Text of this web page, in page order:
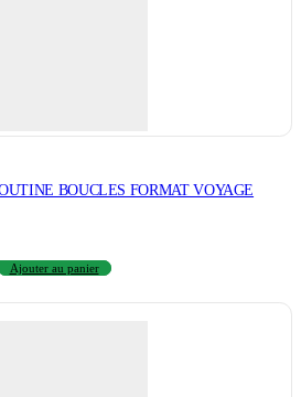
BOUCLES FORMAT VOYAGE
Ajouter au panier